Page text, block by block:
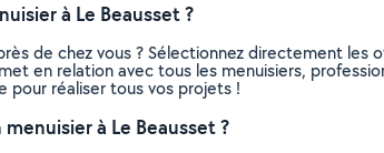
à Le Beausset ?
de chez vous ? Sélectionnez directement
en relation avec tous les menuisiers,
pour réaliser tous vos projets !
à Le Beausset ?